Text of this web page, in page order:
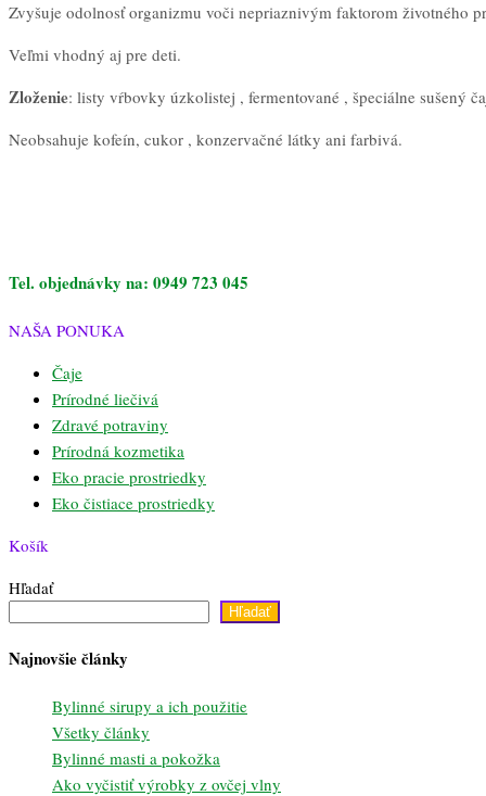
Zvyšuje odolnosť organizmu voči nepriaznivým faktorom životného
Veľmi vhodný aj pre deti.
Zloženie: listy vŕbovky úzkolistej , fermentované , špeciálne sušený
Neobsahuje kofeín, cukor , konzervačné látky ani farbivá.
Tel. objednávky na: 0949 723 045
NAŠA PONUKA
Čaje
Prírodné liečivá
Zdravé potraviny
Prírodná kozmetika
Eko pracie prostriedky
Eko čistiace prostriedky
Košík
Hľadať
Hľadať
Najnovšie články
Bylinné sirupy a ich použitie
Všetky články
Bylinné masti a pokožka
Ako vyčistiť výrobky z ovčej vlny